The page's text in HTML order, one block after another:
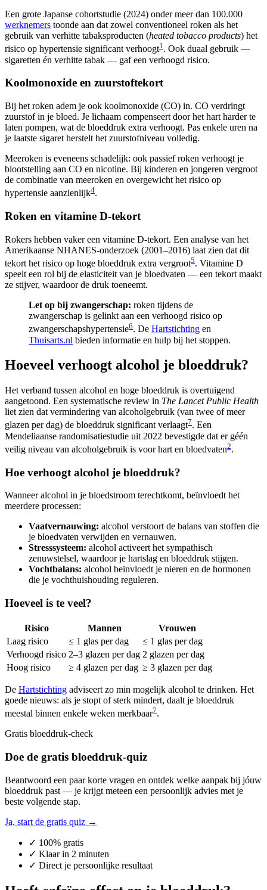
Een grote Japanse cohortstudie (2024) onder meer dan 100.000
werknemers toonde aan dat zowel conventioneel roken als het
gebruik van verhitte tabaksproducten (heated tobacco products) het
risico op hypertensie significant verhoogt1. Ook duaal gebruik —
sigaretten én verhitte tabak — gaf een verhoogd risico.
Koolmonoxide en zuurstoftekort
Bij het roken adem je ook koolmonoxide (CO) in. CO verdringt
zuurstof in je bloed. Je lichaam compenseert door het hart harder te
laten pompen, wat de bloeddruk extra verhoogt. Pas enkele uren na
je laatste sigaret herstelt het zuurstofniveau volledig.
Meeroken is eveneens schadelijk: ook passief roken verhoogt je
blootstelling aan CO en nicotine. Bij kinderen en jongeren vergroot
de combinatie van meeroken en overgewicht het risico op
hypertensie aanzienlijk4.
Roken en vitamine D-tekort
Rokers hebben vaker een vitamine D-tekort. Een analyse van het
Amerikaanse NHANES-onderzoek (2001–2016) laat zien dat dit
tekort het risico op hoge bloeddruk extra vergroot5. Vitamine D
speelt een rol bij de elasticiteit van je bloedvaten — een tekort maakt
ze stijver, waardoor de druk toeneemt.
Let op bij zwangerschap: roken tijdens de
zwangerschap is gelinkt aan een verhoogd risico op
zwangerschapshypertensie6. De Hartstichting en
Thuisarts.nl bieden informatie en hulp bij het stoppen.
Hoeveel verhoogt alcohol je bloeddruk?
Het verband tussen alcohol en hoge bloeddruk is overtuigend
aangetoond. Een systematische review in The Lancet Public Health
liet zien dat vermindering van alcoholgebruik (van twee of meer
glazen per dag) de bloeddruk significant verlaagt7. Een
Mendeliaanse randomisatiestudie uit 2022 bevestigde dat er géén
veilig niveau van alcoholgebruik is voor hart en bloedvaten2.
Hoe verhoogt alcohol je bloeddruk?
Wanneer alcohol in je bloedstroom terechtkomt, beïnvloedt het
meerdere processen:
Vaatvernauwing: alcohol verstoort de balans van stoffen die
je bloedvaten verwijden en vernauwen.
Stresssysteem: alcohol activeert het sympathisch
zenuwstelsel, waardoor je hartslag en bloeddruk stijgen.
Vochtbalans: alcohol beïnvloedt je nieren en de hormonen
die je vochthuishouding reguleren.
Hoeveel is te veel?
Risico Mannen
Vrouwen
Laag risico
≤ 1 glas per dag
≤ 1 glas per dag
Verhoogd risico 2–3 glazen per dag 2 glazen per dag
Hoog risico
≥ 4 glazen per dag ≥ 3 glazen per dag
De Hartstichting adviseert zo min mogelijk alcohol te drinken. Het
goede nieuws: als je stopt of sterk mindert, daalt je bloeddruk
meestal binnen enkele weken merkbaar7.
Gratis bloeddruk-check
Doe de gratis bloeddruk-quiz
Beantwoord een paar korte vragen en ontdek welke aanpak bij jóuw
bloeddruk past — je krijgt meteen een persoonlijk advies met je
beste volgende stap.
Ja, start de gratis quiz →
✓ 100% gratis
✓ Klaar in 2 minuten
✓ Direct je persoonlijke resultaat